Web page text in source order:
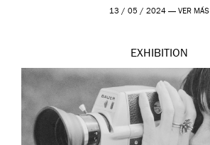
[…]
13 / 05 / 2024 — VER MÁS
EXHIBITION